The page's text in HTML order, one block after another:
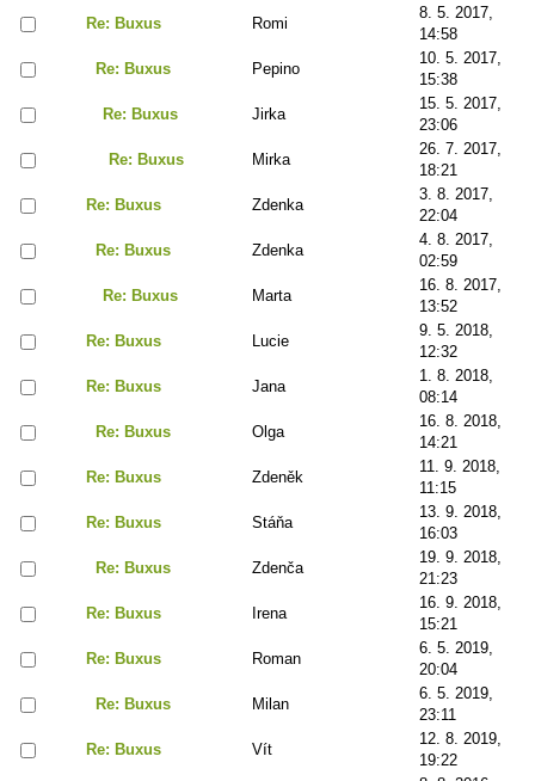
Re: Buxus
Romi
8. 5. 2017,
14:58
Re: Buxus
Pepino
10. 5. 2017,
15:38
Re: Buxus
Jirka
15. 5. 2017,
23:06
Re: Buxus
Mirka
26. 7. 2017,
18:21
Re: Buxus
Zdenka
3. 8. 2017,
22:04
Re: Buxus
Zdenka
4. 8. 2017,
02:59
Re: Buxus
Marta
16. 8. 2017,
13:52
Re: Buxus
Lucie
9. 5. 2018,
12:32
Re: Buxus
Jana
1. 8. 2018,
08:14
Re: Buxus
Olga
16. 8. 2018,
14:21
Re: Buxus
Zdeněk
11. 9. 2018,
11:15
Re: Buxus
Stáňa
13. 9. 2018,
16:03
Re: Buxus
Zdenča
19. 9. 2018,
21:23
Re: Buxus
Irena
16. 9. 2018,
15:21
Re: Buxus
Roman
6. 5. 2019,
20:04
Re: Buxus
Milan
6. 5. 2019,
23:11
Re: Buxus
Vít
12. 8. 2019,
19:22